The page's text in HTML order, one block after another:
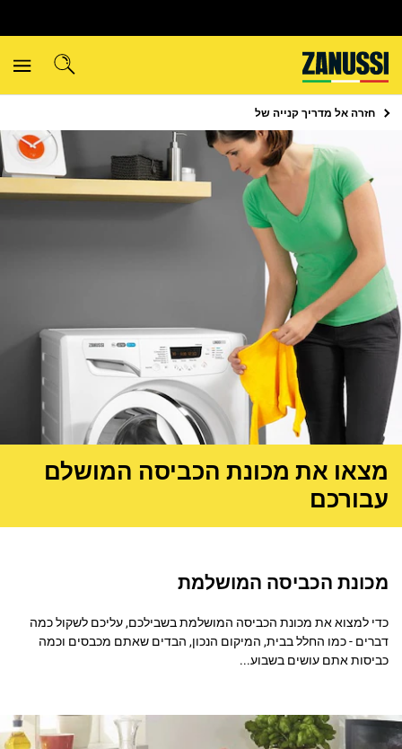
חזרה אל מדריך קנייה של
מצאו את מכונת הכביסה המושלם
עבורכם
מכונת הכביסה המושלמת
כדי למצוא את מכונת הכביסה המושלמת בשבילכם, עליכם לשקול כמה
דברים - כמו החלל בבית, המיקום הנכון, הבדים שאתם מכבסים וכמה
כביסות אתם עושים בשבוע...